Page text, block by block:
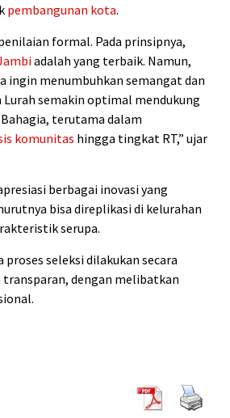
pembangunan kota.
formal. Pada prinsipnya,
adalah yang terbaik. Namun,
ingin menumbuhkan semangat dan
semakin optimal mendukung
Bahagia, terutama dalam
komunitas hingga tingkat RT,” ujar
berbagai inovasi yang
bisa direplikasi di kelurahan
serupa.
seleksi dilakukan secara
dengan melibatkan